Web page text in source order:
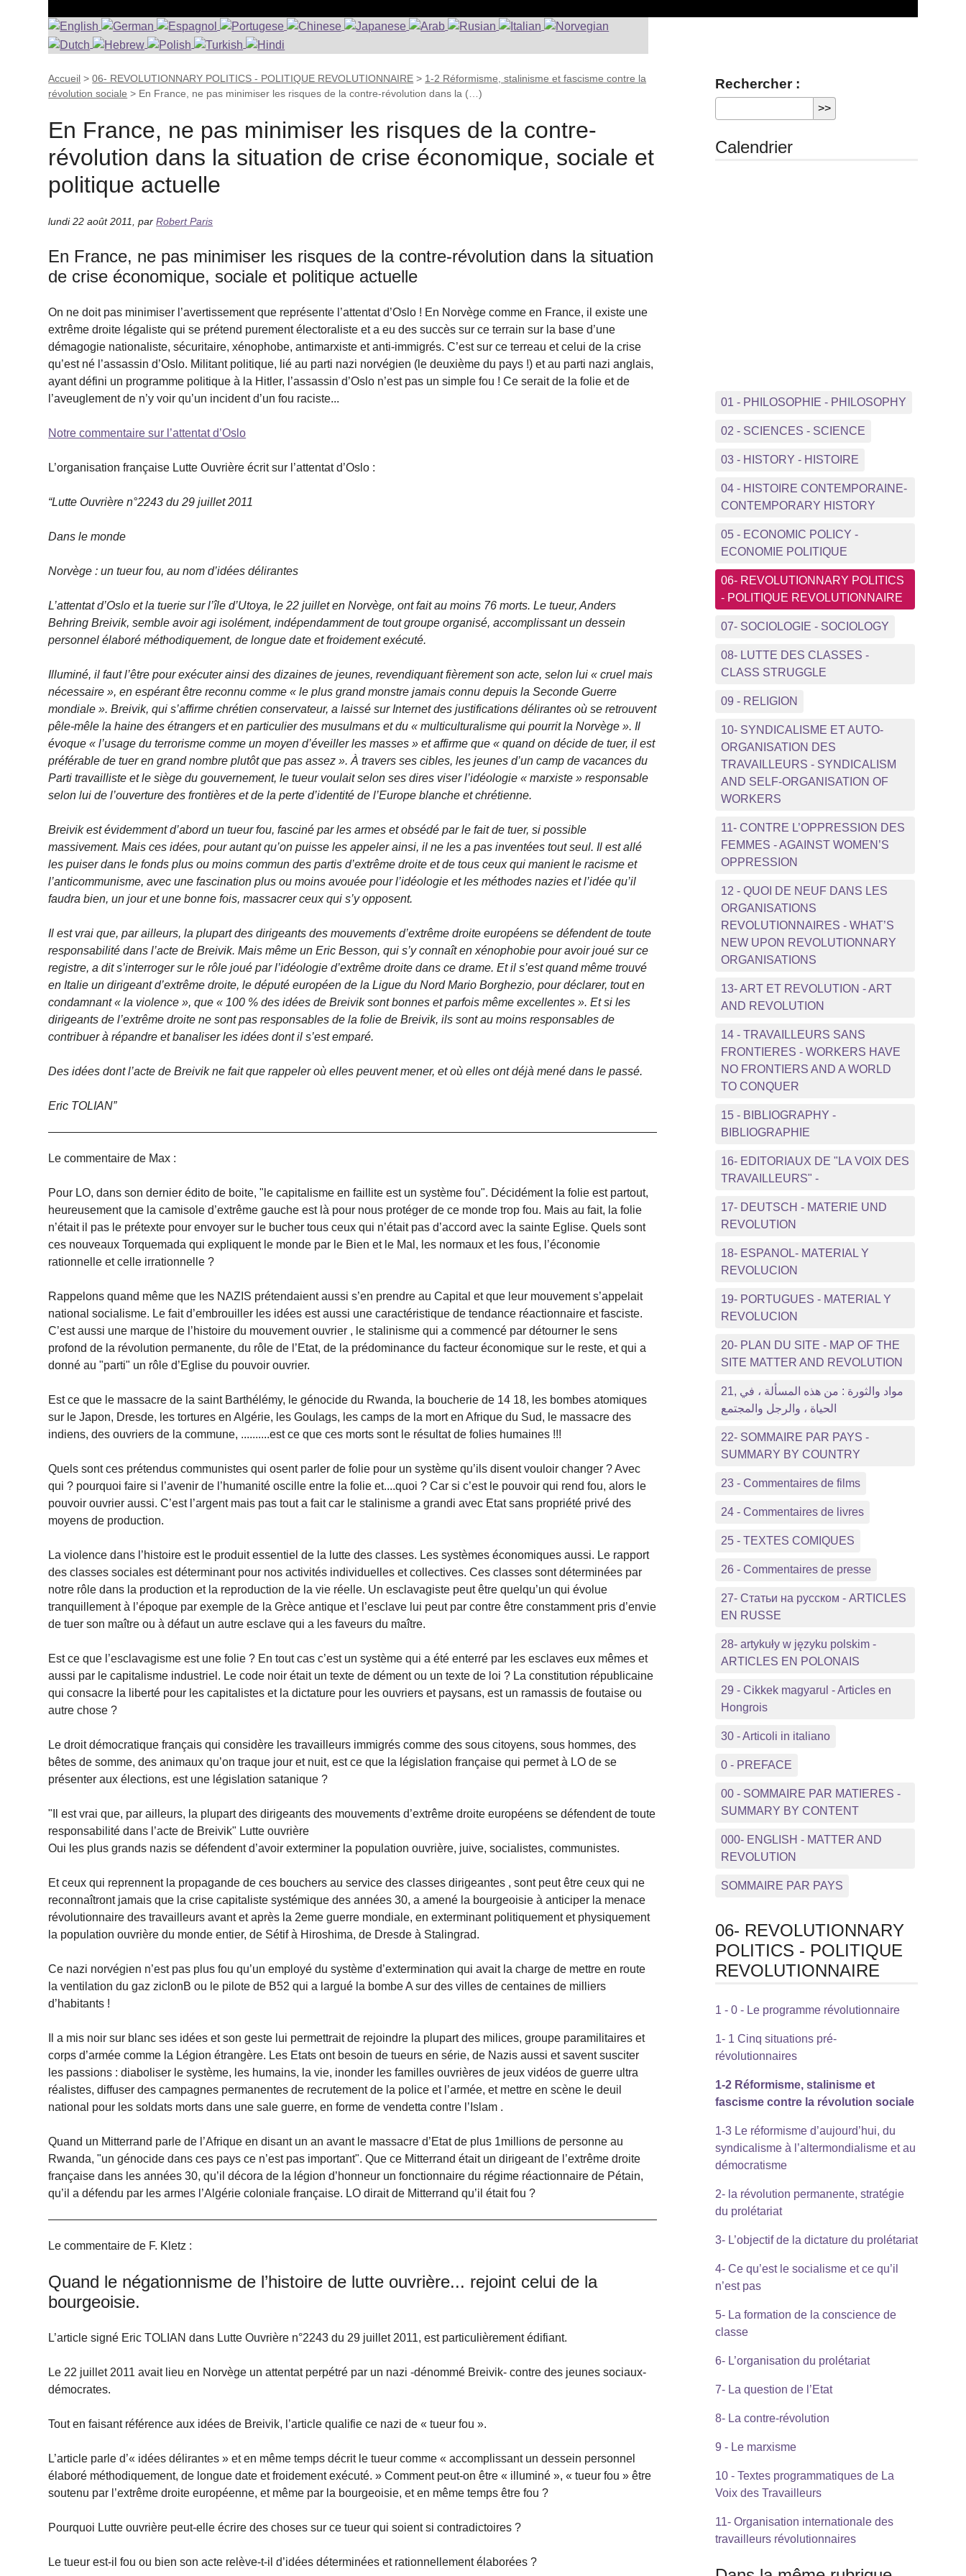
Accueil >06- REVOLUTIONNARY POLITICS - POLITIQUE REVOLUTIONNAIRE > 1-2 Réformisme, stalinisme et fascisme contre la
révolution sociale > En France, ne pas minimiser les risques de la contre-révolution dans la (…)
En France, ne pas minimiser les risques de la contre-
révolution dans la situation de crise économique, sociale et
politique actuelle
lundi 22 août 2011 ,parRobert Paris
En France, ne pas minimiser les risques de la contre-révolution dans la situation
de crise économique, sociale et politique actuelle
On ne doit pas minimiser l’avertissement que représente l’attentat d’Oslo ! En Norvège comme en France, il existe une
extrême droite légaliste qui se prétend purement électoraliste et a eu des succès sur ce terrain sur la base d’une
démagogie nationaliste, sécuritaire, xénophobe, antimarxiste et anti-immigrés. C’est sur ce terreau et celui de la crise
qu’est né l’assassin d’Oslo. Militant politique, lié au parti nazi norvégien (le deuxième du pays !) et au parti nazi anglais,
ayant défini un programme politique à la Hitler, l’assassin d’Oslo n’est pas un simple fou ! Ce serait de la folie et de
l’aveuglement de n’y voir qu’un incident d’un fou raciste...
Notre commentaire sur l’attentat d’Oslo
L’organisation française Lutte Ouvrière écrit sur l’attentat d’Oslo :
“Lutte Ouvrière n°2243 du 29 juillet 2011
Dans le monde
Norvège : un tueur fou, au nom d’idées délirantes
L’attentat d’Oslo et la tuerie sur l’île d’Utoya, le 22 juillet en Norvège, ont fait au moins 76 morts. Le tueur, Anders
Behring Breivik, semble avoir agi isolément, indépendamment de tout groupe organisé, accomplissant un dessein
personnel élaboré méthodiquement, de longue date et froidement exécuté.
Illuminé, il faut l’être pour exécuter ainsi des dizaines de jeunes, revendiquant fièrement son acte, selon lui « cruel mais
nécessaire », en espérant être reconnu comme « le plus grand monstre jamais connu depuis la Seconde Guerre
mondiale ». Breivik, qui s’affirme chrétien conservateur, a laissé sur Internet des justifications délirantes où se retrouvent
pêle-mêle la haine des étrangers et en particulier des musulmans et du « multiculturalisme qui pourrit la Norvège ». Il
évoque « l’usage du terrorisme comme un moyen d’éveiller les masses » et affirme que « quand on décide de tuer, il est
préférable de tuer en grand nombre plutôt que pas assez ». À travers ses cibles, les jeunes d’un camp de vacances du
Parti travailliste et le siège du gouvernement, le tueur voulait selon ses dires viser l’idéologie « marxiste » responsable
selon lui de l’ouverture des frontières et de la perte d’identité de l’Europe blanche et chrétienne.
Breivik est évidemment d’abord un tueur fou, fasciné par les armes et obsédé par le fait de tuer, si possible
massivement. Mais ces idées, pour autant qu’on puisse les appeler ainsi, il ne les a pas inventées tout seul. Il est allé
les puiser dans le fonds plus ou moins commun des partis d’extrême droite et de tous ceux qui manient le racisme et
l’anticommunisme, avec une fascination plus ou moins avouée pour l’idéologie et les méthodes nazies et l’idée qu’il
faudra bien, un jour et une bonne fois, massacrer ceux qui s’y opposent.
Il est vrai que, par ailleurs, la plupart des dirigeants des mouvements d’extrême droite européens se défendent de toute
responsabilité dans l’acte de Breivik. Mais même un Eric Besson, qui s’y connaît en xénophobie pour avoir joué sur ce
registre, a dit s’interroger sur le rôle joué par l’idéologie d’extrême droite dans ce drame. Et il s’est quand même trouvé
en Italie un dirigeant d’extrême droite, le député européen de la Ligue du Nord Mario Borghezio, pour déclarer, tout en
condamnant « la violence », que « 100 % des idées de Breivik sont bonnes et parfois même excellentes ». Et si les
dirigeants de l’extrême droite ne sont pas responsables de la folie de Breivik, ils sont au moins responsables de
contribuer à répandre et banaliser les idées dont il s’est emparé.
Des idées dont l’acte de Breivik ne fait que rappeler où elles peuvent mener, et où elles ont déjà mené dans le passé.
Eric TOLIAN”
Le commentaire de Max :
Pour LO, dans son dernier édito de boite, "le capitalisme en faillite est un système fou". Décidément la folie est partout,
heureusement que la camisole d’extrême gauche est là pour nous protéger de ce monde trop fou. Mais au fait, la folie
n’était il pas le prétexte pour envoyer sur le bucher tous ceux qui n’était pas d’accord avec la sainte Eglise. Quels sont
ces nouveaux Torquemada qui expliquent le monde par le Bien et le Mal, les normaux et les fous, l’économie
rationnelle et celle irrationnelle ?
Rappelons quand même que les NAZIS prétendaient aussi s’en prendre au Capital et que leur mouvement s’appelait
national socialisme. Le fait d’embrouiller les idées est aussi une caractéristique de tendance réactionnaire et fasciste.
C’est aussi une marque de l’histoire du mouvement ouvrier , le stalinisme qui a commencé par détourner le sens
profond de la révolution permanente, du rôle de l’Etat, de la prédominance du facteur économique sur le reste, et qui a
donné au "parti" un rôle d’Eglise du pouvoir ouvrier.
Est ce que le massacre de la saint Barthélémy, le génocide du Rwanda, la boucherie de 14 18, les bombes atomiques
sur le Japon, Dresde, les tortures en Algérie, les Goulags, les camps de la mort en Afrique du Sud, le massacre des
indiens, des ouvriers de la commune, ..........est ce que ces morts sont le résultat de folies humaines !!!
Quels sont ces prétendus communistes qui osent parler de folie pour un système qu’ils disent vouloir changer ? Avec
qui ? pourquoi faire si l’avenir de l’humanité oscille entre la folie et....quoi ? Car si c’est le pouvoir qui rend fou, alors le
pouvoir ouvrier aussi. C’est l’argent mais pas tout a fait car le stalinisme a grandi avec Etat sans propriété privé des
moyens de production.
La violence dans l’histoire est le produit essentiel de la lutte des classes. Les systèmes économiques aussi. Le rapport
des classes sociales est déterminant pour nos activités individuelles et collectives. Ces classes sont déterminées par
notre rôle dans la production et la reproduction de la vie réelle. Un esclavagiste peut être quelqu’un qui évolue
tranquillement à l’époque par exemple de la Grèce antique et l’esclave lui peut par contre être constamment pris d’envie
de tuer son maître ou à défaut un autre esclave qui a les faveurs du maître.
Est ce que l’esclavagisme est une folie ? En tout cas c’est un système qui a été enterré par les esclaves eux mêmes et
aussi par le capitalisme industriel. Le code noir était un texte de dément ou un texte de loi ? La constitution républicaine
qui consacre la liberté pour les capitalistes et la dictature pour les ouvriers et paysans, est un ramassis de foutaise ou
autre chose ?
Le droit démocratique français qui considère les travailleurs immigrés comme des sous citoyens, sous hommes, des
bêtes de somme, des animaux qu’on traque jour et nuit, est ce que la législation française qui permet à LO de se
présenter aux élections, est une législation satanique ?
"Il est vrai que, par ailleurs, la plupart des dirigeants des mouvements d’extrême droite européens se défendent de toute
responsabilité dans l’acte de Breivik" Lutte ouvrière
Oui les plus grands nazis se défendent d’avoir exterminer la population ouvrière, juive, socialistes, communistes.
Et ceux qui reprennent la propagande de ces bouchers au service des classes dirigeantes , sont peut être ceux qui ne
reconnaîtront jamais que la crise capitaliste systémique des années 30, a amené la bourgeoisie à anticiper la menace
révolutionnaire des travailleurs avant et après la 2eme guerre mondiale, en exterminant politiquement et physiquement
la population ouvrière du monde entier, de Sétif à Hiroshima, de Dresde à Stalingrad.
Ce nazi norvégien n’est pas plus fou qu’un employé du système d’extermination qui avait la charge de mettre en route
la ventilation du gaz ziclonB ou le pilote de B52 qui a largué la bombe A sur des villes de centaines de milliers
d’habitants !
Il a mis noir sur blanc ses idées et son geste lui permettrait de rejoindre la plupart des milices, groupe paramilitaires et
corps d’armée comme la Légion étrangère. Les Etats ont besoin de tueurs en série, de Nazis aussi et savent susciter
les passions : diaboliser le système, les humains, la vie, inonder les familles ouvrières de jeux vidéos de guerre ultra
réalistes, diffuser des campagnes permanentes de recrutement de la police et l’armée, et mettre en scène le deuil
national pour les soldats morts dans une sale guerre, en forme de vendetta contre l’Islam .
Quand un Mitterrand parle de l’Afrique en disant un an avant le massacre d’Etat de plus 1millions de personne au
Rwanda, "un génocide dans ces pays ce n’est pas important". Que ce Mitterrand était un dirigeant de l’extrême droite
française dans les années 30, qu’il décora de la légion d’honneur un fonctionnaire du régime réactionnaire de Pétain,
qu’il a défendu par les armes l’Algérie coloniale française. LO dirait de Mitterrand qu’il était fou ?
Le commentaire de F. Kletz :
Quand le négationnisme de l’histoire de lutte ouvrière... rejoint celui de la
bourgeoisie.
L’article signé Eric TOLIAN dans Lutte Ouvrière n°2243 du 29 juillet 2011, est particulièrement édifiant.
Le 22 juillet 2011 avait lieu en Norvège un attentat perpétré par un nazi -dénommé Breivik- contre des jeunes sociaux-
démocrates.
Tout en faisant référence aux idées de Breivik, l’article qualifie ce nazi de « tueur fou ».
L’article parle d’« idées délirantes » et en même temps décrit le tueur comme « accomplissant un dessein personnel
élaboré méthodiquement, de longue date et froidement exécuté. » Comment peut-on être « illuminé », « tueur fou » être
soutenu par l’extrême droite européenne, et même par la bourgeoisie, et en même temps être fou ?
Pourquoi Lutte ouvrière peut-elle écrire des choses sur ce tueur qui soient si contradictoires ?
Le tueur est-il fou ou bien son acte relève-t-il d’idées déterminées et rationnellement élaborées ?
Rechercher :
Calendrier
01 - PHILOSOPHIE - PHILOSOPHY
02 - SCIENCES - SCIENCE
03 - HISTORY - HISTOIRE
04 - HISTOIRE CONTEMPORAINE-
CONTEMPORARY HISTORY
05 - ECONOMIC POLICY -
ECONOMIE POLITIQUE
06- REVOLUTIONNARY POLITICS
- POLITIQUE REVOLUTIONNAIRE
07- SOCIOLOGIE - SOCIOLOGY
08- LUTTE DES CLASSES -
CLASS STRUGGLE
09 - RELIGION
10- SYNDICALISME ET AUTO-
ORGANISATION DES
TRAVAILLEURS - SYNDICALISM
AND SELF-ORGANISATION OF
WORKERS
11- CONTRE L’OPPRESSION DES
FEMMES - AGAINST WOMEN’S
OPPRESSION
12 - QUOI DE NEUF DANS LES
ORGANISATIONS
REVOLUTIONNAIRES - WHAT’S
NEW UPON REVOLUTIONNARY
ORGANISATIONS
13- ART ET REVOLUTION - ART
AND REVOLUTION
14 - TRAVAILLEURS SANS
FRONTIERES - WORKERS HAVE
NO FRONTIERS AND A WORLD
TO CONQUER
15 - BIBLIOGRAPHY -
BIBLIOGRAPHIE
16- EDITORIAUX DE "LA VOIX DES
TRAVAILLEURS" -
17- DEUTSCH - MATERIE UND
REVOLUTION
18- ESPANOL- MATERIAL Y
REVOLUCION
19- PORTUGUES - MATERIAL Y
REVOLUCION
20- PLAN DU SITE - MAP OF THE
SITE MATTER AND REVOLUTION
21, مواد والثورة : من هذه المسألة ، في
الحياة ، والرجل والمجتمع
22- SOMMAIRE PAR PAYS -
SUMMARY BY COUNTRY
23 - Commentaires de films
24 - Commentaires de livres
25 - TEXTES COMIQUES
26 - Commentaires de presse
27- Статьи на русском - ARTICLES
EN RUSSE
28- artykuły w języku polskim -
ARTICLES EN POLONAIS
29 - Cikkek magyarul - Articles en
Hongrois
30 - Articoli in italiano
0 - PREFACE
00 - SOMMAIRE PAR MATIERES -
SUMMARY BY CONTENT
000- ENGLISH - MATTER AND
REVOLUTION
SOMMAIRE PAR PAYS
06- REVOLUTIONNARY
POLITICS - POLITIQUE
REVOLUTIONNAIRE
1 - 0 - Le programme révolutionnaire
1- 1 Cinq situations pré-
révolutionnaires
1-2 Réformisme, stalinisme et
fascisme contre la révolution sociale
1-3 Le réformisme d’aujourd’hui, du
syndicalisme à l’altermondialisme et au
démocratisme
2- la révolution permanente, stratégie
du prolétariat
3- L’objectif de la dictature du prolétariat
4- Ce qu’est le socialisme et ce qu’il
n’est pas
5- La formation de la conscience de
classe
6- L’organisation du prolétariat
7- La question de l’Etat
8- La contre-révolution
9 - Le marxisme
10 - Textes programmatiques de La
Voix des Travailleurs
11- Organisation internationale des
travailleurs révolutionnaires